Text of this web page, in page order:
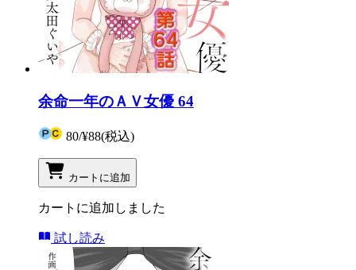
余命一年のＡＶ女優 64
80/¥88(税込)
カートに追加
カートに追加しました
試し読み